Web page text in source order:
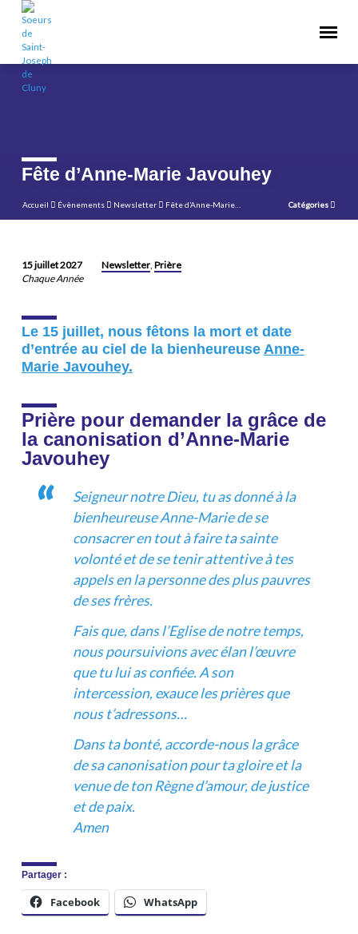
Fête d’Anne-Marie Javouhey
Accueil Évènements Newsletter Fête d’Anne-Marie… Catégories
Fête
Marie
Javouhey
15 juillet 2027
Chaque Année
Newsletter,Prière
Le 15 juillet, nous fêtons la mort et date
d’entrée au ciel de la bienheureuse Anne-
Marie Javouhey.
Prière pour demander la grâce de
la canonisation d’Anne-Marie
Javouhey
Seigneur notre Dieu, tu as donné à la
bienheureuse Anne-Marie de se
consacrer en tout à faire ta sainte
volonté et de se tenir attentive à tes
appels en la personne des plus pauvres
de ses frères.
Fais que, dans l’Eglise de notre temps,
nous poursuivions avec élan l’œuvre
que tu lui as confiée. A son
intercession, exauce les prières que
nous t’adressons…
Dans ta bonté, accorde-nous la grâce
de sa canonisation pour ta gloire et la
venue de ton Règne d’amour, de justice
et de paix.
Amen
Partager :
Facebook WhatsApp